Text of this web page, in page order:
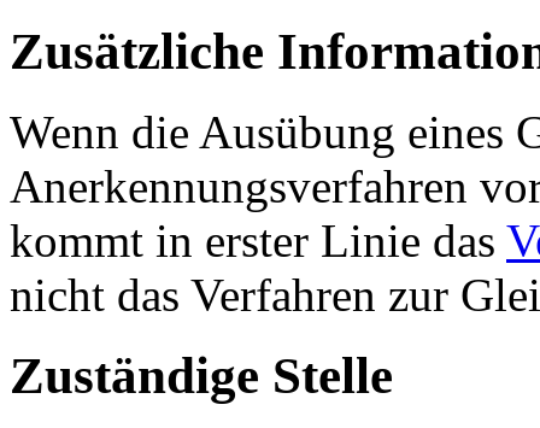
Zusätzliche
Wenn die Ausübung eines
Anerkennungsverfahren
kommt in erster Linie das
nicht das Verfahren zur
Zuständige Stelle